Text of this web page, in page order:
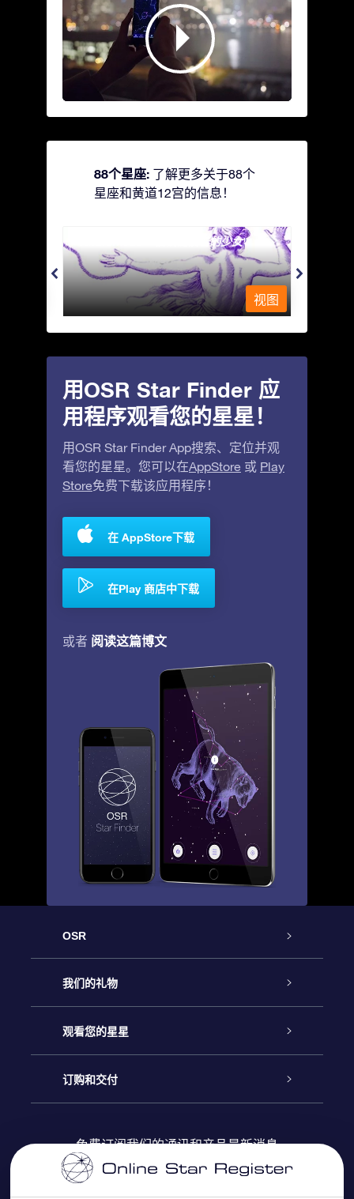
88个星座: 了解更多关于88个
星座和黄道12宫的信息！
Andromeda - 被铁链锁着的少女
视图
用OSR Star Finder 应
用程序观看您的星星！
用OSR Star Finder App搜索、定位并观
看您的星星。您可以在AppStore 或 Play
Store免费下载该应用程序！
在 AppStore下载
在Play 商店中下载
或者 阅读这篇博文
OSR
客户服务
联系我们
博客
评论
我们的礼物
Online Star礼物
OSR 礼物包
OSR 礼物卡
观看您的星星
Online Star Register
个性化的Star Page
订购和交付
付款信息
免费订阅我们的通讯和产品最新消息